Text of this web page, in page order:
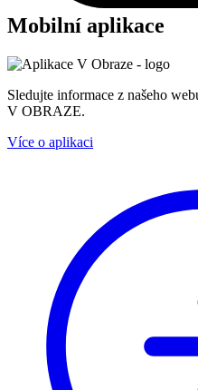
Mobilní aplikace
Sledujte informace z našeho
V OBRAZE.
Více o aplikaci